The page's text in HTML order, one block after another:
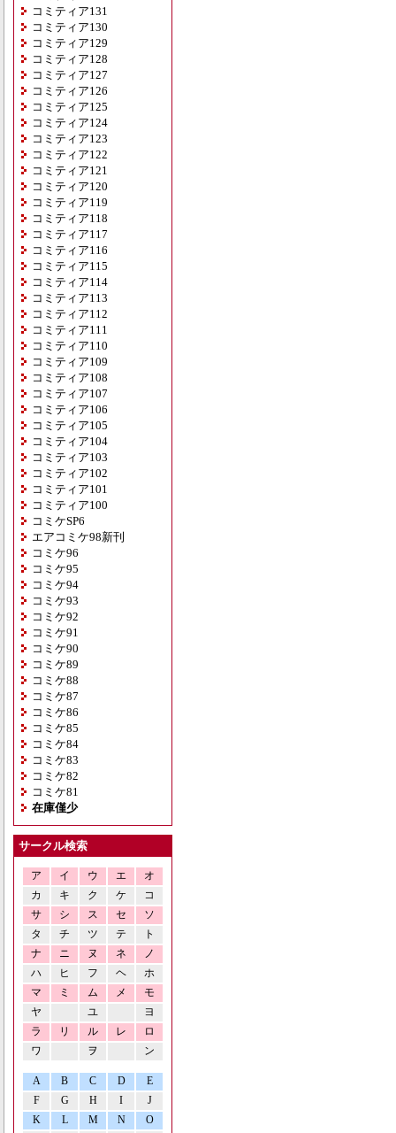
コミティア131
コミティア130
コミティア129
コミティア128
コミティア127
コミティア126
コミティア125
コミティア124
コミティア123
コミティア122
コミティア121
コミティア120
コミティア119
コミティア118
コミティア117
コミティア116
コミティア115
コミティア114
コミティア113
コミティア112
コミティア111
コミティア110
コミティア109
コミティア108
コミティア107
コミティア106
コミティア105
コミティア104
コミティア103
コミティア102
コミティア101
コミティア100
コミケSP6
エアコミケ98新刊
コミケ96
コミケ95
コミケ94
コミケ93
コミケ92
コミケ91
コミケ90
コミケ89
コミケ88
コミケ87
コミケ86
コミケ85
コミケ84
コミケ83
コミケ82
コミケ81
在庫僅少
サークル検索
ア イ ウ エ
オ
カ
キ ク ケ
コ
サ
シ ス セ
ソ
タ
チ ツ テ
ト
ナ
ニ ヌ ネ
ノ
ハ
ヒ フ ヘ
ホ
マ
ミ ム メ
モ
ヤ
ユ
ヨ
ラ
リ ル レ
ロ
ワ
ヲ ン
A B C D
E
F
G H I
J
K
L M N O